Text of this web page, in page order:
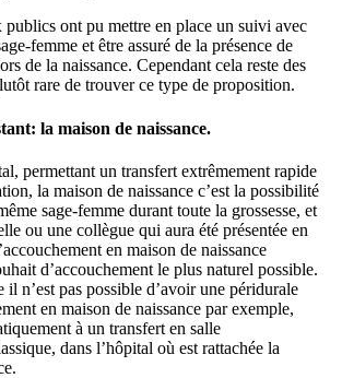
ont pu mettre en place un suivi avec
femme et être assuré de la présence de
de la naissance. Cependant cela reste des
rare de trouver ce type de proposition.
la maison de naissance.
permettant un transfert extrêmement rapide
la maison de naissance c’est la possibilité
sage-femme durant toute la grossesse, et
ou une collègue qui aura été présentée en
en maison de naissance
d’accouchement le plus naturel possible.
il n’est pas possible d’avoir une péridurale
en maison de naissance par exemple,
à un transfert en salle
dans l’hôpital où est rattachée la